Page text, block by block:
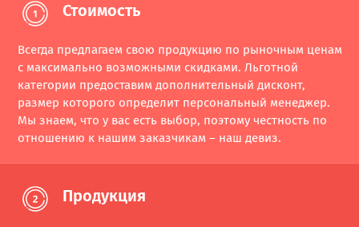
Стоимость
Всегда предлагаем свою продукцию по рыночным ценам
с максимально возможными скидками. Льготной
категории предоставим дополнительный дисконт,
размер которого определит персональный менеджер.
Мы знаем, что у вас есть выбор, поэтому честность по
отношению к нашим заказчикам – наш девиз.
Продукция